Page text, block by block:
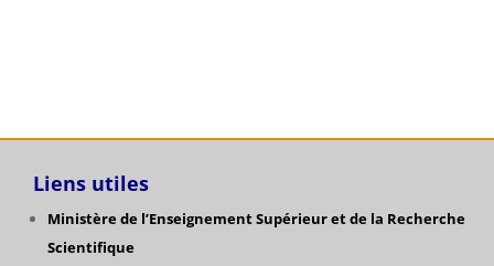
Liens utiles
Ministère de l’Enseignement Supérieur et de la Recherche
Scientifique